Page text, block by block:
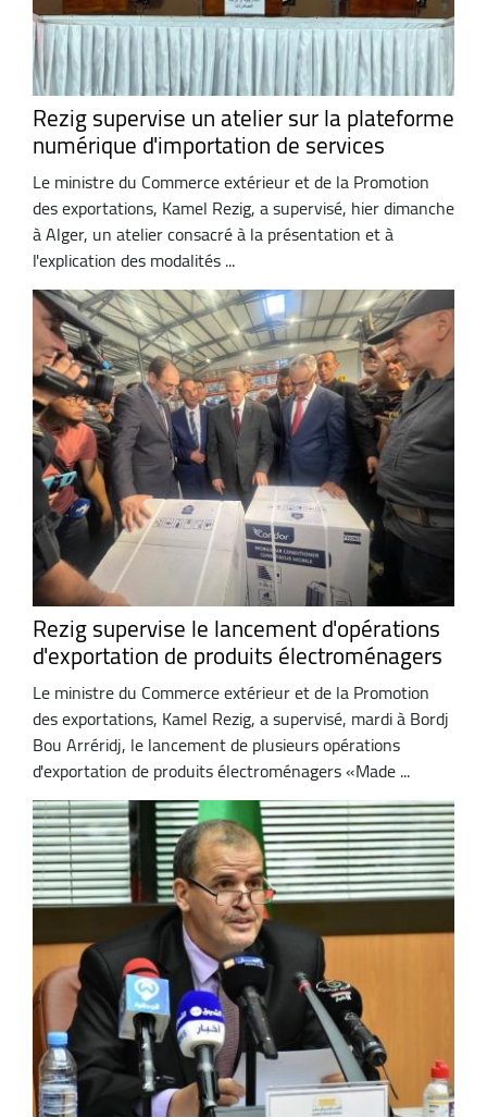
Rezig supervise un atelier sur la plateforme
numérique d'importation de services
Le ministre du Commerce extérieur et de la Promotion
des exportations, Kamel Rezig, a supervisé, hier dimanche
à Alger, un atelier consacré à la présentation et à
l'explication des modalités ...
Rezig supervise le lancement d'opérations
d'exportation de produits électroménagers
Le ministre du Commerce extérieur et de la Promotion
des exportations, Kamel Rezig, a supervisé, mardi à Bordj
Bou Arréridj, le lancement de plusieurs opérations
d'exportation de produits électroménagers «Made ...